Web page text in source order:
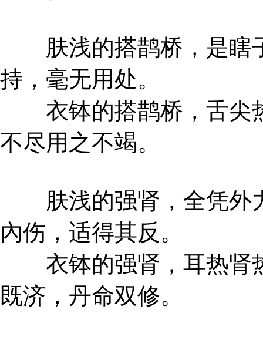
肤浅的搭鹊桥，是瞎
持，毫无用处。
衣钵的搭鹊桥，舌尖
不尽用之不竭。
肤浅的强肾，全凭外
內伤，适得其反。
衣钵的强肾，耳热肾
既济，丹命双修。